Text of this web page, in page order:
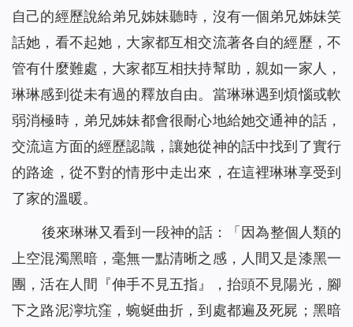
自己的經歷說給弟兄姊妹聽時，沒有一個弟兄姊妹笑
話她，看不起她，大家都互相交流著各自的經歷，不
管有什麼難處，大家都互相扶持幫助，親如一家人，
琳琳感到從未有過的釋放自由。當琳琳遇到煩惱或軟
弱消極時，弟兄姊妹都會很耐心地給她交通神的話，
交流這方面的經歷認識，讓她從神的話中找到了實行
的路途，從不對的情形中走出來，在這裡琳琳享受到
了家的溫暖。
後來琳琳又看到一段神的話：「 因為整個人類的
上空混濁黑暗，毫無一點清晰之感，人間又是漆黑一
團，活在人間『伸手不見五指』，抬頭不見陽光，腳
下之路泥濘坑窪，蜿蜒曲折，到處都遍及死屍；黑暗